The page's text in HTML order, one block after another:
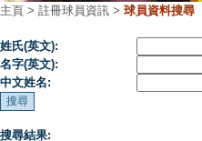
主頁 > 註冊球員資訊 > 球員資料搜尋
姓氏(英文):
名字(英文):
中文姓名:
搜尋結果: